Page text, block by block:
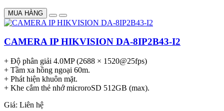
MUA HÀNG
CAMERA IP HIKVISION DA-8IP2B43-I2
+ Độ phân giải 4.0MP (2688 × 1520@25fps)
+ Tầm xa hồng ngoại 60m.
+ Phát hiện khuôn mặt.
+ Khe cắm thẻ nhớ microroSD 512GB (max).
Giá: Liên hệ